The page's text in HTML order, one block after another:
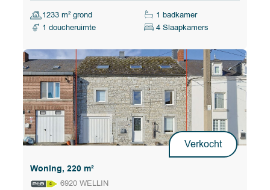
1233 m² grond
1 badkamer
1 doucheruimte
4 Slaapkamers
Verkocht
Woning, 220 m²
6920 WELLIN